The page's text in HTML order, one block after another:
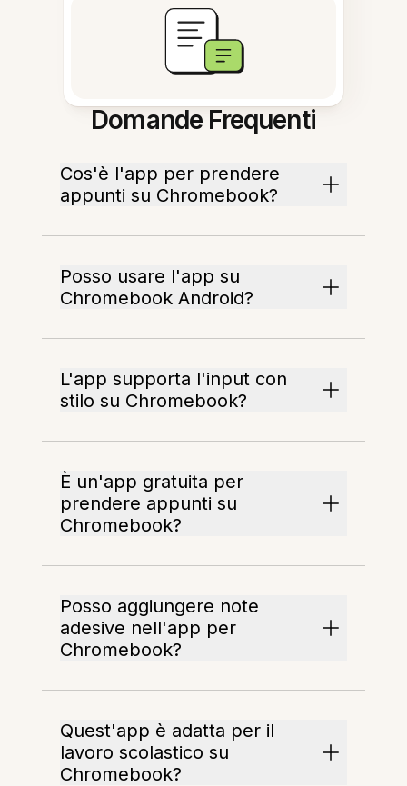
Domande Frequenti
Cos'è l'app per prendere
appunti su Chromebook?
Posso usare l'app su
Chromebook Android?
L'app supporta l'input con
stilo su Chromebook?
È un'app gratuita per
prendere appunti su
Chromebook?
Posso aggiungere note
adesive nell'app per
Chromebook?
Quest'app è adatta per il
lavoro scolastico su
Chromebook?